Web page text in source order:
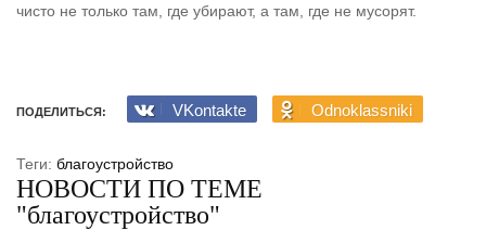
чисто не только там, где убирают, а там, где не мусорят.
ПОДЕЛИТЬСЯ: VKontakte Odnoklassniki
Теги: благоустройство
НОВОСТИ ПО ТЕМЕ
"благоустройство"